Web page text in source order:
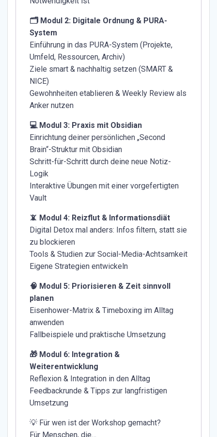
🗂 Modul 2: Digitale Ordnung & PURA-
System
Einführung in das PURA-System (Projekte,
Umfeld, Ressourcen, Archiv)
Ziele smart & nachhaltig setzen (SMART &
NICE)
Gewohnheiten etablieren & Weekly Review als
Anker nutzen
💻 Modul 3: Praxis mit Obsidian
Einrichtung deiner persönlichen „Second
Brain“-Struktur mit Obsidian
Schritt-für-Schritt durch deine neue Notiz-
Logik
Interaktive Übungen mit einer vorgefertigten
Vault
📵 Modul 4: Reizflut & Informationsdiät
Digital Detox mal anders: Infos filtern, statt sie
zu blockieren
Tools & Studien zur Social-Media-Achtsamkeit
Eigene Strategien entwickeln
🧠 Modul 5: Priorisieren & Zeit sinnvoll
planen
Eisenhower-Matrix & Timeboxing im Alltag
anwenden
Fallbeispiele und praktische Umsetzung
🎁 Modul 6: Integration &
Weiterentwicklung
Reflexion & Integration in den Alltag
Feedbackrunde & Tipps zur langfristigen
Umsetzung
💡 Für wen ist der Workshop gemacht?
Für Menschen, die…